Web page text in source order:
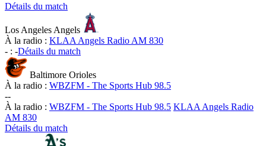
Détails du match
Los Angeles Angels
À la radio : KLAA Angels Radio AM 830
- : -Détails du match
Baltimore Orioles
À la radio : WBZFM - The Sports Hub 98.5
--
À la radio : WBZFM - The Sports Hub 98.5 KLAA Angels Radio
AM 830
Détails du match